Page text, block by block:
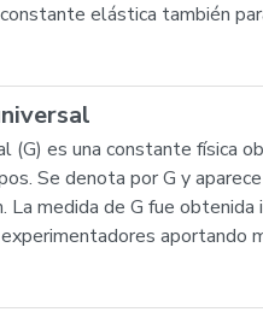
elástica también
(G) es una constante física
Se denota por G y
medida de G fue
aportando